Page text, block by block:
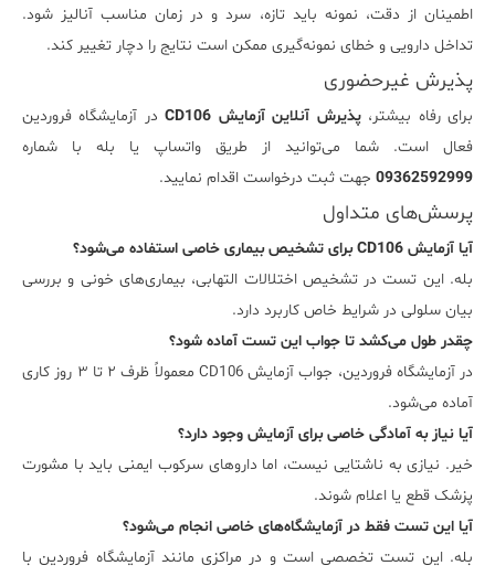
اطمینان از دقت، نمونه باید تازه، سرد و در زمان مناسب آنالیز شود.
تداخل دارویی و خطای نمونه‌گیری ممکن است نتایج را دچار تغییر کند.
پذیرش غیرحضوری
برای رفاه بیشتر،پذیرش آنلاین آزمایش CD106
در آزمایشگاه فروردین
فعال است. شما می‌توانید از طریق واتساپ یا بله با شماره
09362592999 جهت ثبت درخواست اقدام نمایید.
پرسش‌های متداول
آیا آزمایش CD106 برای تشخیص بیماری خاصی استفاده می‌شود؟
بله. این تست در تشخیص اختلالات التهابی، بیماری‌های خونی و بررسی
بیان سلولی در شرایط خاص کاربرد دارد.
چقدر طول می‌کشد تا جواب این تست آماده شود؟
در آزمایشگاه فروردین، جواب آزمایش CD106 معمولاً ظرف ۲ تا ۳ روز کاری
آماده می‌شود.
آیا نیاز به آمادگی خاصی برای آزمایش وجود دارد؟
خیر. نیازی به ناشتایی نیست، اما داروهای سرکوب ایمنی باید با مشورت
پزشک قطع یا اعلام شوند.
آیا این تست فقط در آزمایشگاه‌های خاصی انجام می‌شود؟
بله. این تست تخصصی است و در مراکزی مانند آزمایشگاه فروردین با